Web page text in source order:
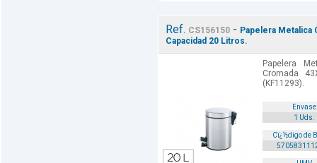
Ref. CS156150- Papelera Metalica
Capacidad 20 Litros.
Papelera
Cromada
(KF11293).
Envase
1 Uds.
Cï¿½digo de